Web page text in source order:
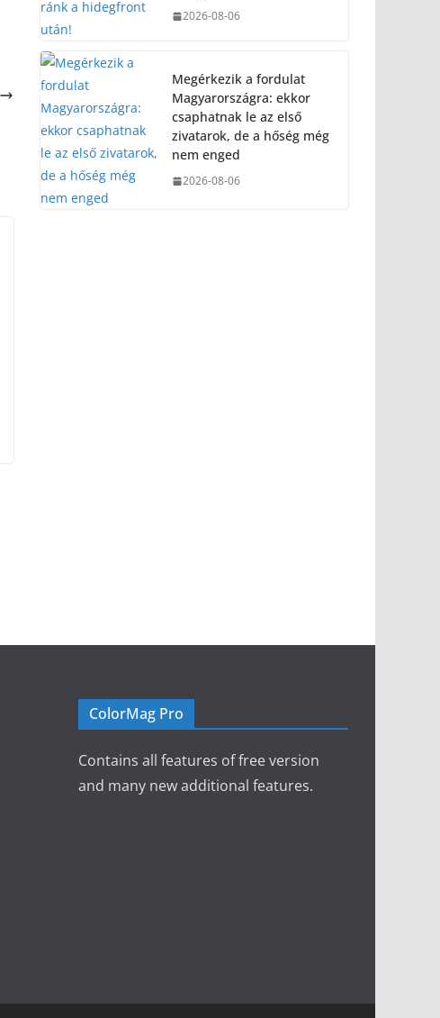
2026-08-06
Megérkezik a fordulat
Magyarországra: ekkor
csaphatnak le az első
zivatarok, de a hőség még
nem enged
2026-08-06
ColorMag Pro
Contains all features of free version
and many new additional features.